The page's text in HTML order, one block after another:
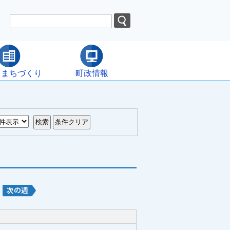
ちづくり 町政情報